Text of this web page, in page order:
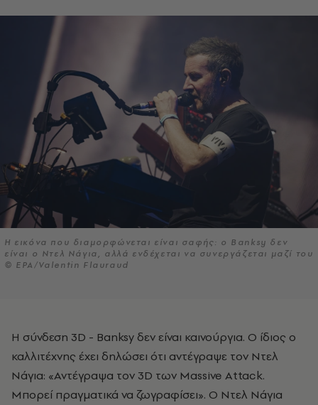
Η εικόνα που διαμορφώνεται είναι σαφής: ο Banksy δεν
είναι ο Ντελ Νάγια, αλλά ενδέχεται να συνεργάζεται μαζί του
© EPA/Valentin Flauraud
Η σύνδεση 3D - Banksy δεν είναι καινούργια. Ο ίδιος ο
καλλιτέχνης έχει δηλώσει ότι αντέγραψε τον Ντελ
Νάγια: «Αντέγραψα τον 3D των Massive Attack.
Μπορεί πραγματικά να ζωγραφίσει». Ο Ντελ Νάγια